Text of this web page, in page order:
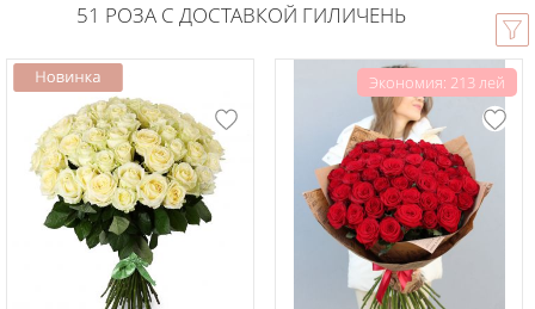
51 РОЗА С ДОСТАВКОЙ ГИЛИЧЕНЬ
Экономия: 213 лей